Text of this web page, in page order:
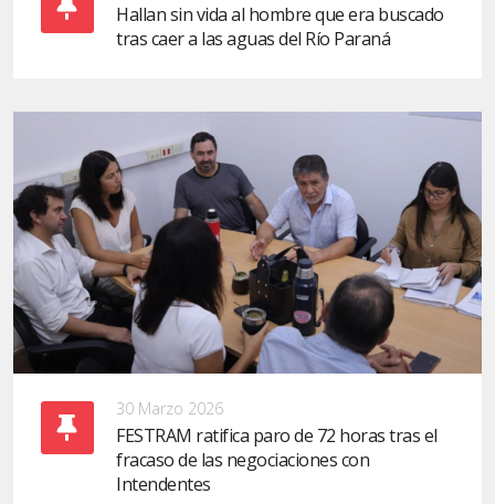
Hallan sin vida al hombre que era buscado
tras caer a las aguas del Río Paraná
30 Marzo 2026
FESTRAM ratifica paro de 72 horas tras el
fracaso de las negociaciones con
Intendentes